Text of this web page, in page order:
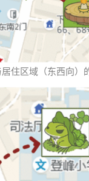
居住区域（东西向）